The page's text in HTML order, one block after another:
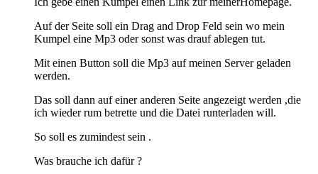
Auf der Seite soll ein Drag and Drop Feld sein wo mein
Kumpel eine Mp3 oder sonst was drauf ablegen tut.
Mit einen Button soll die Mp3 auf meinen Server geladen
werden.
Das soll dann auf einer anderen Seite angezeigt werden ,die
ich wieder rum betrette und die Datei runterladen will.
So soll es zumindest sein .
Was brauche ich dafür ?